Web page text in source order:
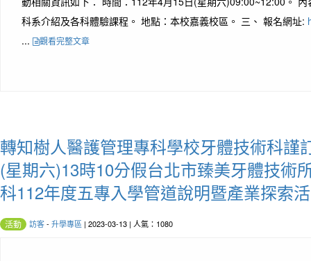
科系介紹及各科體驗課程。 地點：本校嘉義校區。 三、 報名網址:
...
觀看完整文章
轉知樹人醫護管理專科學校牙體技術科謹
(星期六)13時10分假台北市臻美牙體技術
科112年度五專入學管道說明暨產業探索
活動 訪客- 升學專區 | 2023-03-13 | 人氣：1080